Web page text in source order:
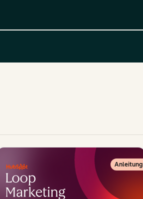
Anleitung